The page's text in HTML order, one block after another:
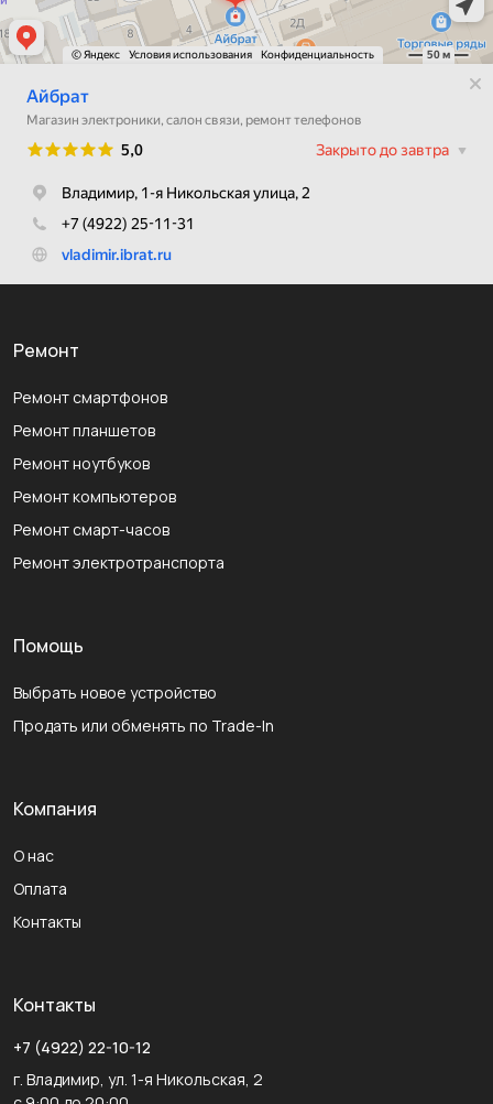
Ремонт
Ремонт смартфонов
Ремонт планшетов
Ремонт ноутбуков
Ремонт компьютеров
Ремонт смарт-часов
Ремонт электротранспорта
Помощь
Выбрать новое устройство
Продать или обменять по Trade-In
Компания
О нас
Оплата
Контакты
Контакты
+7 (4922) 22-10-12
г. Владимир, ул. 1-я Никольская, 2